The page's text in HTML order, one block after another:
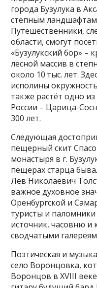
города Бузулука в
степным
Путешественники,
области, смогут
«Бузулукский бор»
лесной массив в
около 10 тыс. лет.
исполины
также растёт одно
России – Царица-
300 лет.
Следующая
пещерный скит
монастыря в г.
пещерах старца
Лев Николаевич
важное духовное
Оренбургской и
туристы и
источник, часовню и
сводчатыми
Поэтическая и
село Воронцовка,
Воронцов в XVIII